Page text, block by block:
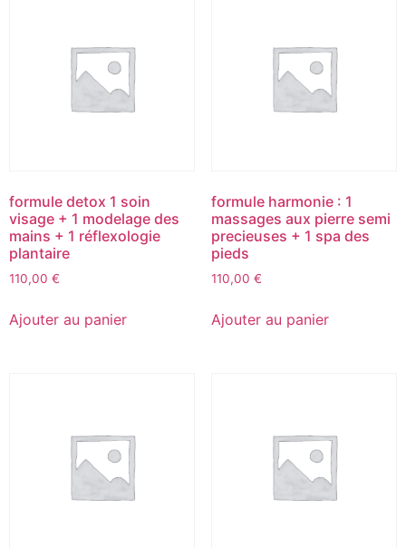
formule detox 1 soin
visage + 1 modelage des
mains + 1 réflexologie
plantaire
110,00 €
Ajouter au panier
formule harmonie : 1
massages aux pierre semi
precieuses + 1 spa des
pieds
110,00 €
Ajouter au panier